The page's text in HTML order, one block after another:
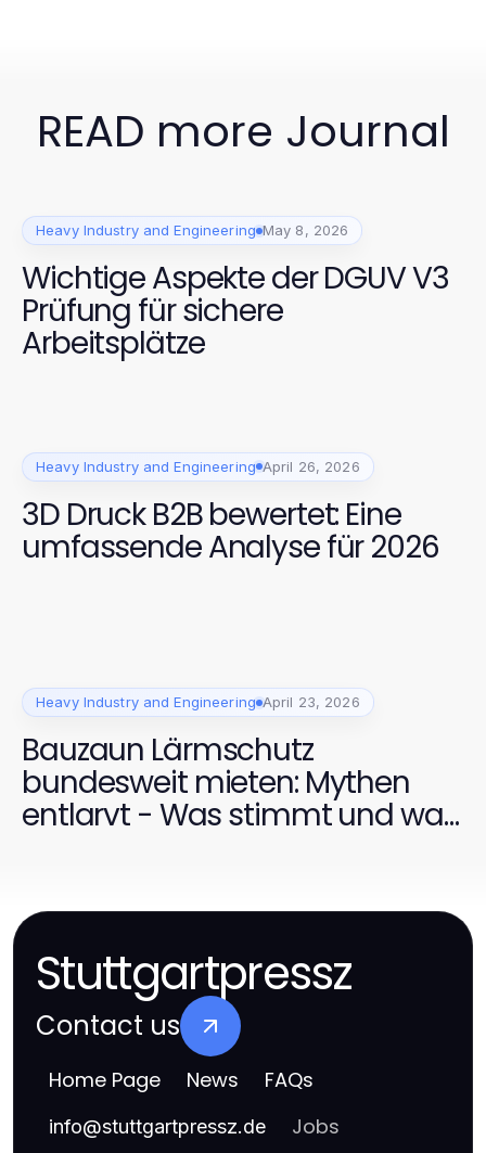
READ more Journal
Heavy Industry and Engineering May 8, 2026
Wichtige Aspekte der DGUV V3
Prüfung für sichere
Arbeitsplätze
Heavy Industry and Engineering April 26, 2026
3D Druck B2B bewertet: Eine
umfassende Analyse für 2026
Heavy Industry and Engineering April 23, 2026
Bauzaun Lärmschutz
bundesweit mieten: Mythen
entlarvt - Was stimmt und was
Stuttgartpressz
Contact us
Home Page News FAQs
info@stuttgartpressz.de Jobs